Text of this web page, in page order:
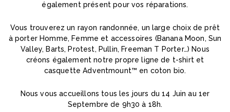
également présent pour vos réparations.
Vous trouverez un rayon randonnée, un large choix de prêt
à porter Homme, Femme et accessoires (Banana Moon, Sun
Valley, Barts, Protest, Pullin, Freeman T Porter…) Nous
créons également notre propre ligne de t-shirt et
casquette Adventmount™ en coton bio.
Nous vous accueillons tous les jours du 14 Juin au 1er
Septembre de 9h30 à 18h.